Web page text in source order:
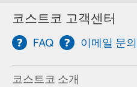
코스트코 고객센터
FAQ 이메일 문의
코스트코 소개